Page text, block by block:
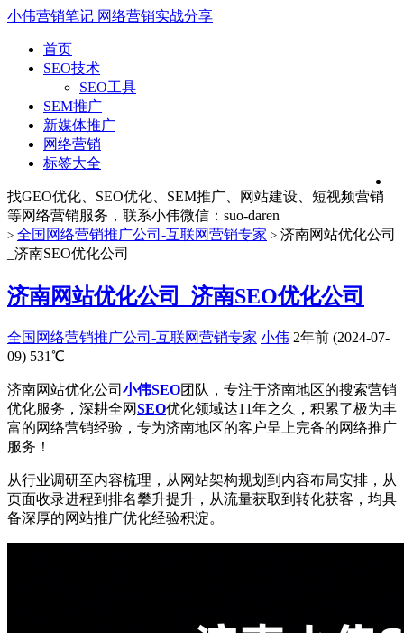
小伟营销笔记 网络营销实战分享
首页
SEO技术
SEO工具
SEM推广
新媒体推广
网络营销
标签大全
找GEO优化、SEO优化、SEM推广、网站建设、短视频营销
等网络营销服务，联系小伟微信：suo-daren
> 全国网络营销推广公司-互联网营销专家 > 济南网站优化公司
_济南SEO优化公司
济南网站优化公司_济南SEO优化公司
全国网络营销推广公司-互联网营销专家 小伟 2年前 (2024-07-
09) 531℃
济南网站优化公司 小伟SEO团队，专注于济南地区的搜索营销
优化服务，深耕全网SEO优化领域达11年之久，积累了极为丰
富的网络营销经验，专为济南地区的客户呈上完备的网络推广
服务！
从行业调研至内容梳理，从网站架构规划到内容布局安排，从
页面收录进程到排名攀升提升，从流量获取到转化获客，均具
备深厚的网站推广优化经验积淀。